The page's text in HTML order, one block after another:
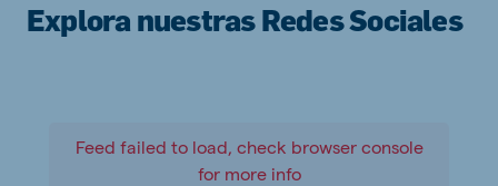
Explora nuestras Redes Sociales
Feed failed to load, check browser console
for more info